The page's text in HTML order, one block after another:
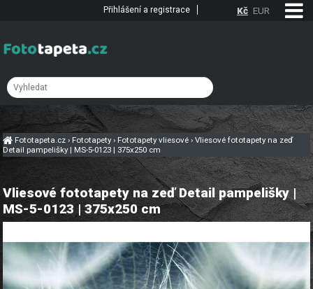
Fototapeta.cz› Fototapety› Fototapety vliesové ›Vliesové fototapety na zeď
Detail pampelišky | MS-5-0123 | 375x250 cm
Vliesové fototapety na zeď Detail pampelišky |
MS-5-0123 | 375x250 cm
Kč EUR
Přihlášení a registrace